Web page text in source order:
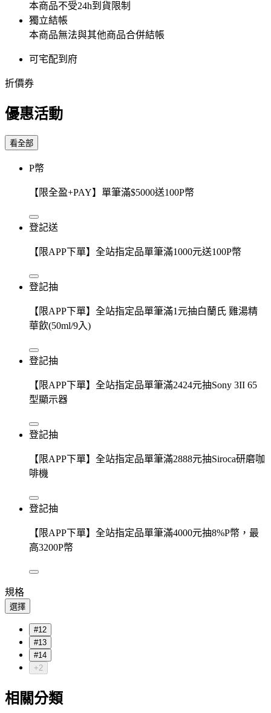
本商品不受24h到貨限制
獨立結帳
本商品無法與其他商品合併結帳
可宅配到府
折價券
優惠活動
看全部
P幣
【限全盈+PAY】單筆滿$5000送100P幣
登記送
【限APP下單】全站指定品單筆滿1000元送100P幣
登記抽
【限APP下單】全站指定品單筆滿1元抽白蘭氏 雞湯精
華飲(50ml/9入)
登記抽
【限APP下單】全站指定品單筆滿2424元抽Sony 3II 65
型顯示器
登記抽
【限APP下單】全站指定品單筆滿2888元抽Siroca研磨咖
啡機
登記抽
【限APP下單】全站指定品單筆滿4000元抽8%P幣，最
高3200P幣
規格
選擇
#12
#13
#14
+2
相關分類